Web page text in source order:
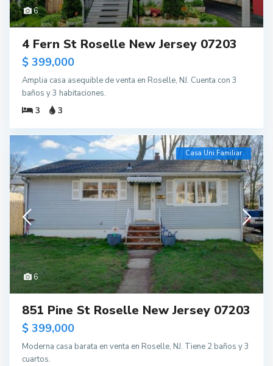
6
4 Fern St Roselle New Jersey 07203
$ 399,000
Amplia casa asequible de venta en Roselle, NJ. Cuenta con 3
baños y 3 habitaciones.
3
3
6
Casa Uni Familiar
851 Pine St Roselle New Jersey 07203
$ 399,000
Moderna casa barata en venta en Roselle, NJ. Tiene 2 baños y 3
cuartos.